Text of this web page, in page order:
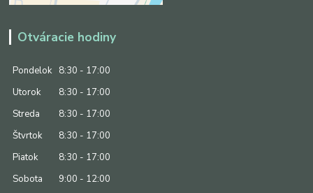
Otváracie hodiny
Pondelok
8:30 - 17:00
Utorok
8:30 - 17:00
Streda
8:30 - 17:00
Štvrtok
8:30 - 17:00
Piatok
8:30 - 17:00
Sobota
9:00 - 12:00